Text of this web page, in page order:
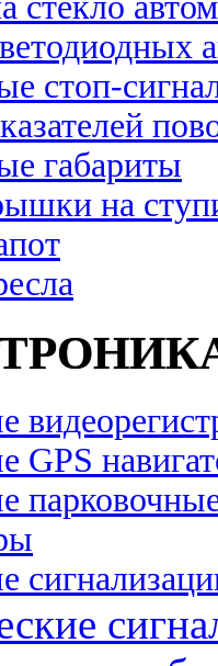
стоп-
габариты
на
GPS